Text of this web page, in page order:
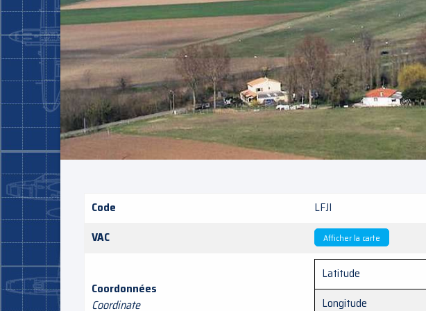
Code
LFJI
VAC
Afficher la carte
Coordonnées
Coordinate
Latitude
Longitude